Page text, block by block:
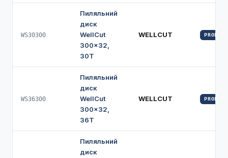
WS30300
Пиляльний
диск
WellCut
300×32,
30Т
WELLCUT PROFI
WS36300
Пиляльний
диск
WellCut
300×32,
36Т
WELLCUT PROFI
Пиляльний
диск